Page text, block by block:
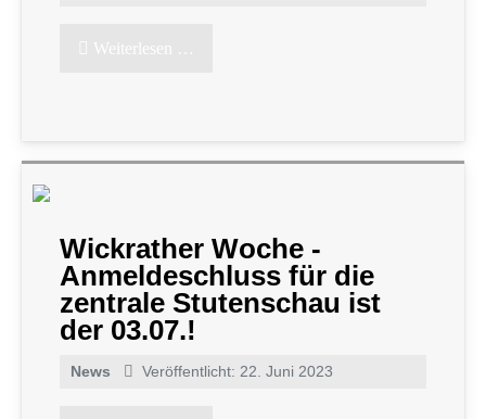
Weiterlesen …
Wickrather Woche -
Anmeldeschluss für die
zentrale Stutenschau ist
der 03.07.!
News Veröffentlicht: 22. Juni 2023